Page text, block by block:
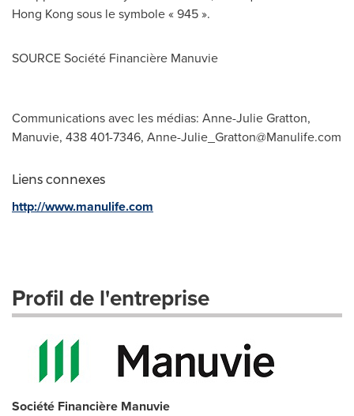
Hong Kong sous le symbole « 945 ».
SOURCE Société Financière Manuvie
Communications avec les médias: Anne-Julie Gratton,
Manuvie, 438 401-7346, Anne-Julie_Gratton@Manulife.com
Liens connexes
http://www.manulife.com
Profil de l'entreprise
Société Financière Manuvie